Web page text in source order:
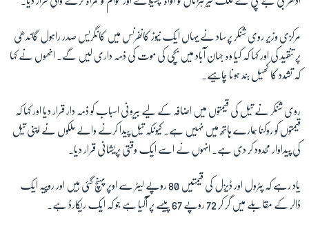
مرکزی وزیر روی شنکر پرساد نے یہاں ایک نیوز کانفرنس میں کانگریس صدر راہول گاندھی
پر تنقید کی اور کہا کہ کیا وہ جہان آباد میں بچی کی موت کی ذمہ داری لیں گے۔ انھوں نے کہا
کہ تشدد کا کھیل بند ہونا چاہیے۔
روی شنکر نے تیل کی قیمتوں میں اضافہ کے لیے بیرونی اسباب کو ذمہ دار قرار دیا اور کہا کہ
قیمتوں کو روکنا ہمارے ہاتھ میں نہیں ہے۔ کیونکہ تیل پیدا کرنے والے ملکوں نے اپنی تیل
کی پیداوار محدود کر دی ہے۔ انہوں نے اسے ایک وقتی پریشانی قرار دیا۔
یاد رہے کہ پٹرول اور ڈیزل کی قیمتیں 80 روپے لیٹر سے اوپر پہنچ گئی ہیں اور روپیہ ایک
ڈالر کے مقابلے میں گر کر 72 روپے 67 پیسے پر آگیا ہے جو کہ ایک ریکارڈ ہے۔